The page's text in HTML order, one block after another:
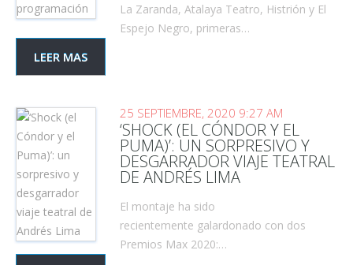
La Zaranda, Atalaya Teatro, Histrión y El
Espejo Negro, primeras…
LEER MAS
25 SEPTIEMBRE, 2020 9:27 AM
‘SHOCK (EL CÓNDOR Y EL
PUMA)’: UN SORPRESIVO Y
DESGARRADOR VIAJE TEATRAL
DE ANDRÉS LIMA
El montaje ha sido
recientemente galardonado con dos
Premios Max 2020:…